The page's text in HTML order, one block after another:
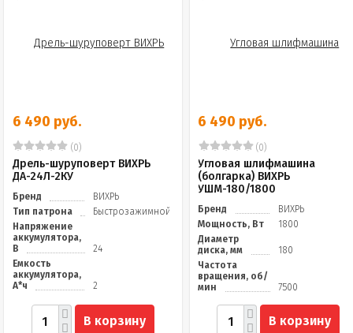
6 490 руб.
(0)
Дрель-шуруповерт ВИХРЬ
ДА-24Л-2КУ
Бренд
ВИХРЬ
Тип патрона
Быстрозажимной
Напряжение
аккумулятора,
В
24
Емкость
аккумулятора,
А*ч
2
В корзину
6 490 руб.
(0)
Угловая шлифмашина
(болгарка) ВИХРЬ
УШМ-180/1800
Бренд
ВИХРЬ
Мощность, Вт
1800
Диаметр
диска, мм
180
Частота
вращения, об/
мин
7500
В корзину